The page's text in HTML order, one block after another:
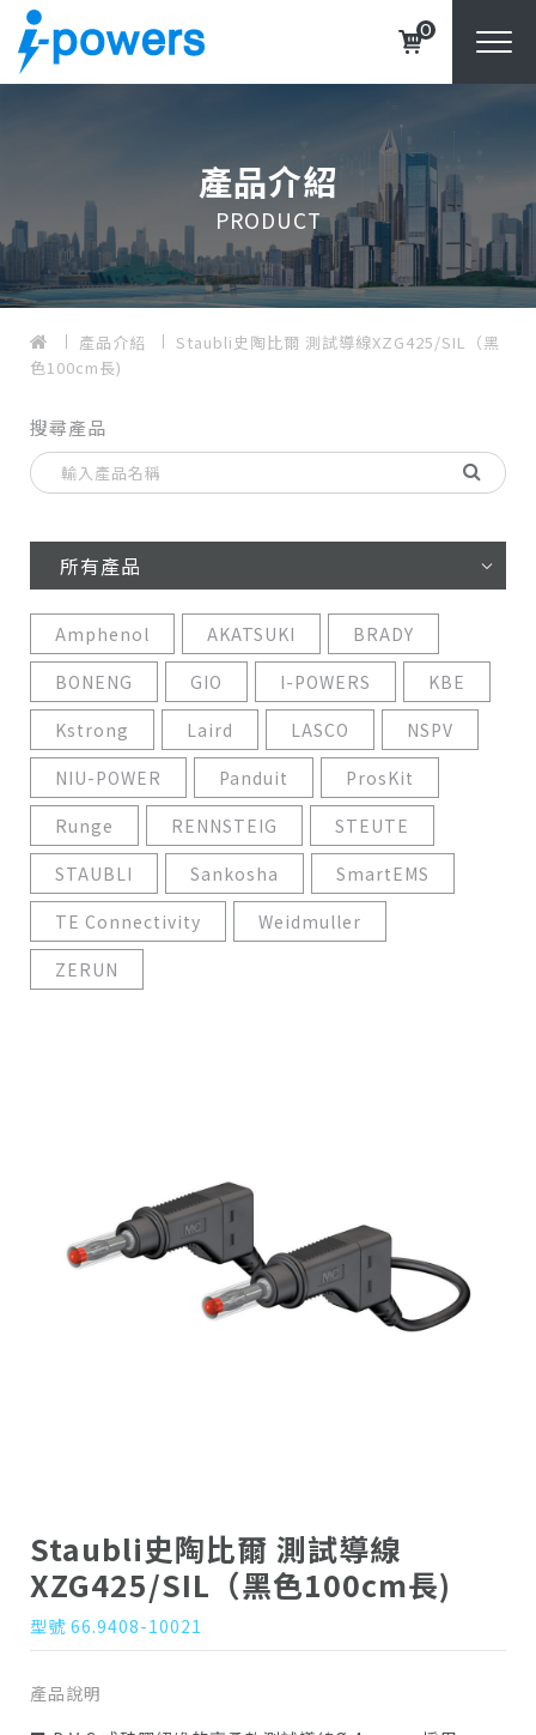
0
產品介紹
PRODUCT
產品介紹
Staubli史陶比爾 測試導線XZG425/SIL（黑
色100cm長)
搜尋產品
所有產品
Amphenol AKATSUKI
BRADY
BONENG
GIO I-POWERS
KBE
Kstrong
Laird LASCO
NSPV
NIU-POWER
Panduit
ProsKit
Runge
RENNSTEIG
STEUTE
STAUBLI
Sankosha
SmartEMS
TE Connectivity
Weidmuller
ZERUN
Staubli史陶比爾 測試導線
XZG425/SIL（黑色100cm長)
型號 66.9408-10021
產品說明